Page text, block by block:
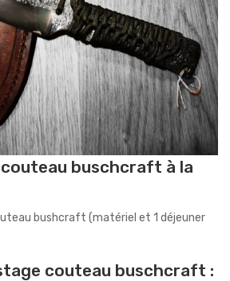
buschcraft à la
bushcraft (matériel et 1 déjeuner
couteau buschcraft :